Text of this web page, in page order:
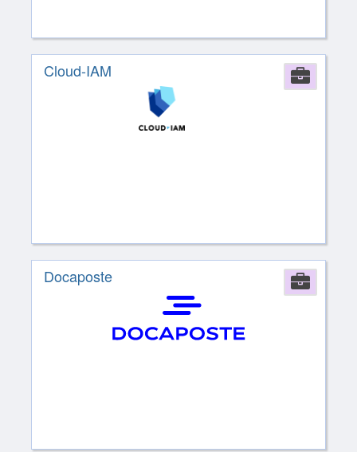
Cloud-IAM
Docaposte